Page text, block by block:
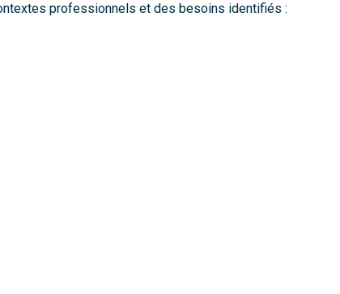
professionnels et des besoins identifiés :